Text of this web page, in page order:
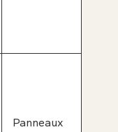
Panneaux